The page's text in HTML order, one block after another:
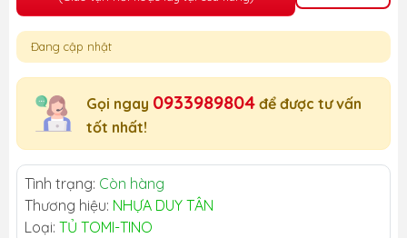
Đang cập nhật
Gọi ngay 0933989804 để được tư vấn
tốt nhất!
Tình trạng: Còn hàng
Thương hiệu: NHỰA DUY TÂN
Loại: TỦ TOMI-TINO